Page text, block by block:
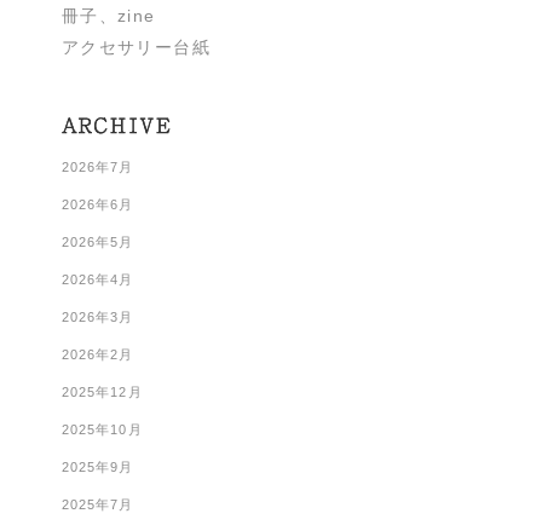
冊子、zine
アクセサリー台紙
2026年7月
2026年6月
2026年5月
2026年4月
2026年3月
2026年2月
2025年12月
2025年10月
2025年9月
2025年7月